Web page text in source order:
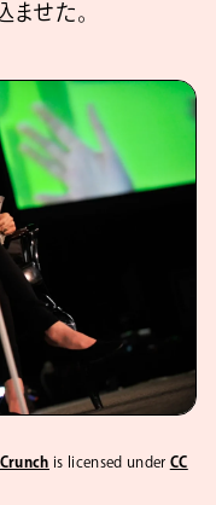
せた。
is licensed under CC